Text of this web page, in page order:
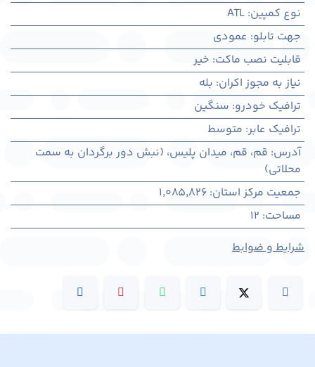
نوع کمپین:
ATL
جهت تابلو: عمودی
قابلیت نصب ماکت: خیر
نیاز به مجوز اکران: بله
ترافیک خودرو: سنگین
ترافیک عابر: متوسط
آدرس: قم، قم، میدان پلیس، (نبش دور برگردان به سمت
محلاتی)
جمعیت مرکز استان:
1,085,826
مساحت:
12
شرایط و ضوابط